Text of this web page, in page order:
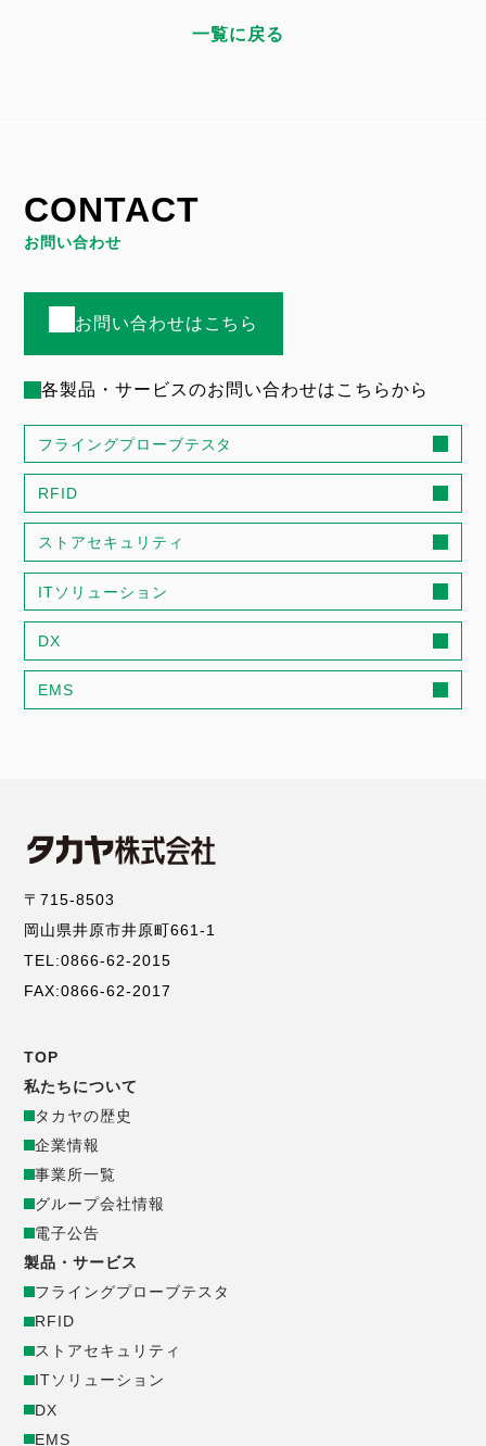
一覧に戻る
CONTACT
お問い合わせ
お問い合わせはこちら
各製品・サービスのお問い合わせはこちらから
フライングプローブテスタ
RFID
ストアセキュリティ
ITソリューション
DX
EMS
〒715-8503
岡山県井原市井原町661-1
TEL:0866-62-2015
FAX:0866-62-2017
コ
ー
ポ
レ
ー
ト
サ
TOP
私たちについて
タカヤの歴史
企業情報
事業所一覧
グループ会社情報
電子公告
製品・サービス
フライングプローブテスタ
RFID
ストアセキュリティ
ITソリューション
DX
EMS